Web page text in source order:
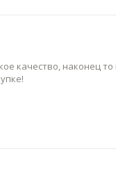
качество, наконец то